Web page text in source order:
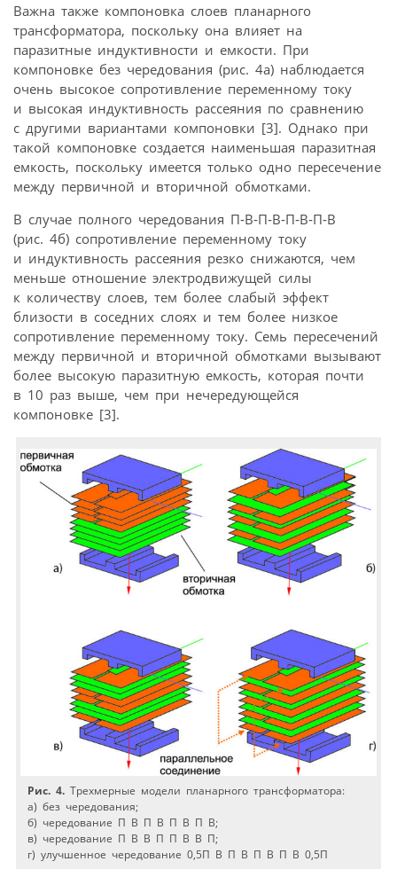
Важна также компоновка слоев планарного
трансформатора, поскольку она влияет на
паразитные индуктивности и емкости. При
компоновке без чередования (рис. 4а) наблюдается
очень высокое сопротивление переменному току
и высокая индуктивность рассеяния по сравнению
с другими вариантами компоновки [3]. Однако при
такой компоновке создается наименьшая паразитная
емкость, поскольку имеется только одно пересечение
между первичной и вторичной обмотками.
В случае полного чередования П‑В‑П‑В‑П‑В‑П‑В
(рис. 4б) сопротивление переменному току
и индуктивность рассеяния резко снижаются, чем
меньше отношение электродвижущей силы
к количеству слоев, тем более слабый эффект
близости в соседних слоях и тем более низкое
сопротивление переменному току. Семь пересечений
между первичной и вторичной обмотками вызывают
более высокую паразитную емкость, которая почти
в 10 раз выше, чем при нечередующейся
компоновке [3].
Рис. 4. Трехмерные модели планарного трансформатора:
а) без чередования;
б) чередование П В П В П В П В;
в) чередование П В В П П В В П;
г) улучшенное чередование 0,5П В П В П В П В 0,5П